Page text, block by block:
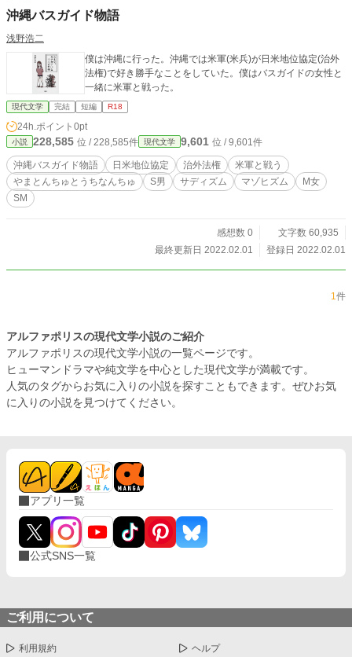
沖縄バスガイド物語
浅野浩二
僕は沖縄に行った。沖縄では米軍(米兵)が日米地位協定(治外
法権)で好き勝手なことをしていた。僕はバスガイドの女性と
一緒に米軍と戦った。
現代文学 完結 短編 R18
24h.ポイント 0pt
小説 228,585 位 / 228,585件 現代文学 9,601 位 / 9,601件
沖縄バスガイド物語 日米地位協定 治外法権
米軍と戦う
やまとんちゅとうちなんちゅ
S男 サディズム マゾヒズム
М女
SМ
感想数 0
文字数 60,935
最終更新日 2022.02.01
登録日 2022.02.01
1件
アルファポリスの現代文学小説のご紹介
アルファポリスの現代文学小説の一覧ページです。
ヒューマンドラマや純文学を中心とした現代文学が満載です。
人気のタグからお気に入りの小説を探すこともできます。ぜひお気
に入りの小説を見つけてください。
アプリ一覧
公式SNS一覧
ご利用について
利用規約 ヘルプ